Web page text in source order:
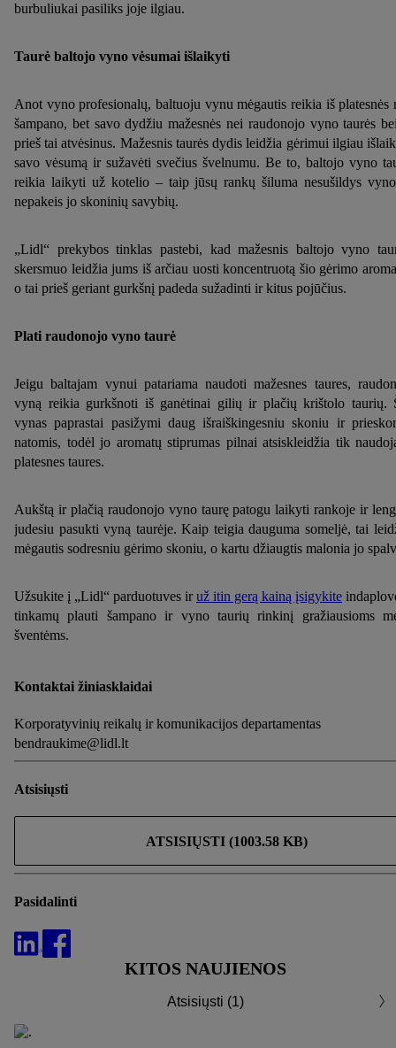
burbuliukai pasiliks joje ilgiau.
Taurė baltojo vyno vėsumai išlaikyti
Anot vyno profesionalų, baltuoju vynu mėgautis reikia iš platesnės
šampano, bet savo dydžiu mažesnės nei raudonojo vyno taurės
prieš tai atvėsinus. Mažesnis taurės dydis leidžia gėrimui ilgiau
savo vėsumą ir sužavėti svečius švelnumu. Be to, baltojo vyno
reikia laikyti už kotelio – taip jūsų rankų šiluma nesušildys
nepakeis jo skoninių savybių.
„Lidl“ prekybos tinklas pastebi, kad mažesnis baltojo vyno
skersmuo leidžia jums iš arčiau uosti koncentruotą šio gėrimo
o tai prieš geriant gurkšnį padeda sužadinti ir kitus pojūčius.
Plati raudonojo vyno taurė
Jeigu baltajam vynui patariama naudoti mažesnes taures,
vyną reikia gurkšnoti iš ganėtinai gilių ir plačių krištolo taurių.
vynas paprastai pasižymi daug išraiškingesniu skoniu ir
natomis, todėl jo aromatų stiprumas pilnai atsiskleidžia tik
platesnes taures.
Aukštą ir plačią raudonojo vyno taurę patogu laikyti rankoje ir
judesiu pasukti vyną taurėje. Kaip teigia dauguma someljė, tai
mėgautis sodresniu gėrimo skoniu, o kartu džiaugtis malonia jo
Užsukite į „Lidl“ parduotuves iruž itin gerą kainą įsigykite
tinkamų plauti šampano ir vyno taurių rinkinį gražiausioms
šventėms.
Kontaktai žiniasklaidai
Korporatyvinių reikalų ir komunikacijos departamentas
bendraukime@lidl.lt
Atsisiųsti
ATSISIŲSTI (1003.58 KB)
Pasidalinti
KITOS NAUJIENOS
Atsisiųsti (1)